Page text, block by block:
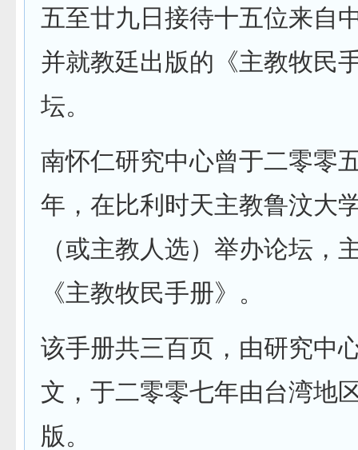
五至廿九日接待十五位来自
并就教廷出版的《主教牧民
坛。
南怀仁研究中心曾于二零零
年，在比利时天主教鲁汶大
（或主教人选）举办论坛，
《主教牧民手册》。
该手册共三百页，由研究中
文，于二零零七年由台湾地
版。